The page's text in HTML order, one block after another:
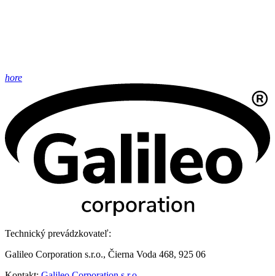
hore
Technický prevádzkovateľ:
Galileo Corporation s.r.o., Čierna Voda 468, 925 06